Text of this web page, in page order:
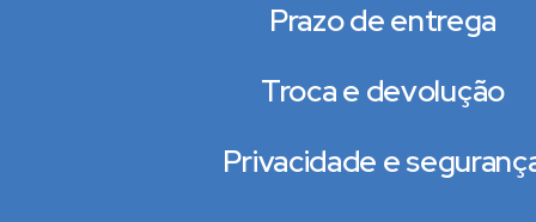
Prazo de entrega
Troca e devolução
Privacidade e